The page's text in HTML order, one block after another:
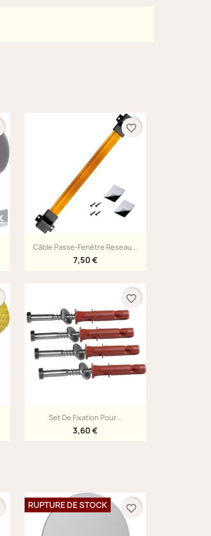
Aperçu rapide
Câble Passe-Fenêtre Reseau...
7,50 €
favorite_border
Aperçu rapide
Set De Fixation Pour...
3,60 €
favorite_border
RUPTURE DE STOCK favorite_border